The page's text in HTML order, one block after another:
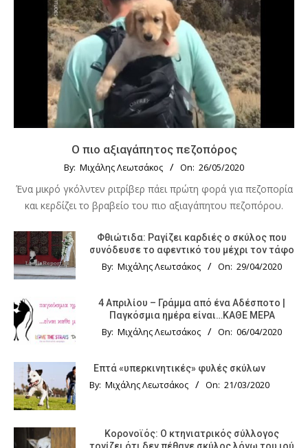
Ο πιο αξιαγάπητος πεζοπόρος
By: Μιχάλης Λεωτσάκος On: 26/05/2020
Ένα μικρό γκόλντεν ριτρίβερ πάει πρώτη φορά για πεζοπορία
και κερδίζει το βραβείο του πιο αξιαγάπητου πεζοπόρου.
Φθιώτιδα: Ραγίζει καρδιές ο σκύλος που
συνόδευσε το αφεντικό του μέχρι τον τάφο
By: Μιχάλης Λεωτσάκος On: 29/04/2020
4 Απριλίου – Γράμμα από ένα Αδέσποτο |
Παγκόσμια ημέρα είναι…ΚΑΘΕ ΜΕΡΑ
By: Μιχάλης Λεωτσάκος On: 06/04/2020
Επτά «υπερκινητικές» φυλές σκύλων
By: Μιχάλης Λεωτσάκος On: 21/03/2020
Κορονοϊός: Ο κτηνιατρικός σύλλογος